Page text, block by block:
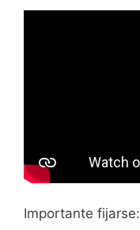
Importante fijarse: